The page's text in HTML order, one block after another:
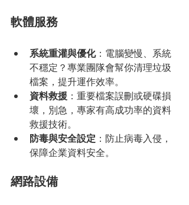
軟體服務
系統重灌與優化：電腦變慢、系統
不穩定？專業團隊會幫你清理垃圾
檔案，提升運作效率。
資料救援 ：重要檔案誤刪或硬碟損
壞，別急，專家有高成功率的資料
救援技術。
防毒與安全設定 ：防止病毒入侵，
保障企業資料安全。
網路設備